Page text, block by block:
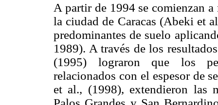
A partir de 1994 se comienzan
la ciudad de Caracas (Abeki et
predominantes de suelo
1989). A través de los
(1995) lograron que los
relacionados con el espesor de
et al., (1998), extendieron las